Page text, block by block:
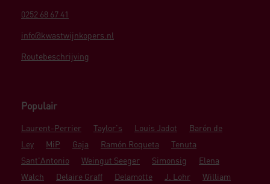
0252 68 67 41
info@kwastwijnkopers.nl
Routebeschrijving
Populair
Laurent-Perrier Taylor's Louis Jadot
Barón de
Ley
MiP Gaja Ramón Roqueta
Tenuta
Sant'Antonio
Weingut Seeger Simonsig
Elena
Walch
Delaire Graff Delamotte J. Lohr
William